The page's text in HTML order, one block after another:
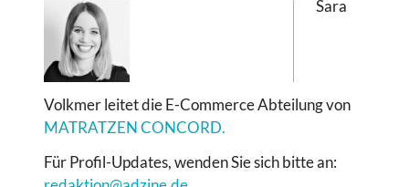
Sara
Volkmer leitet die E-Commerce Abteilung von
MATRATZEN CONCORD.
Für Profil-Updates, wenden Sie sich bitte an: